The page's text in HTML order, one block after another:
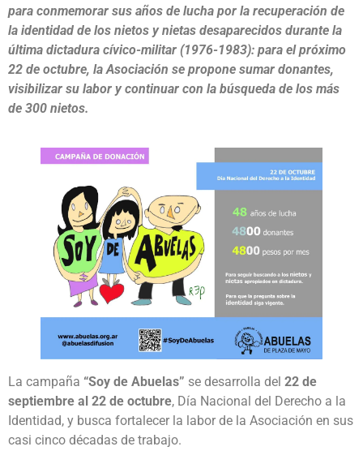
para conmemorar sus años de lucha por la recuperación de
la identidad de los nietos y nietas desaparecidos durante la
última dictadura cívico-militar (1976-1983): para el próximo
22 de octubre, la Asociación se propone sumar donantes,
visibilizar su labor y continuar con la búsqueda de los más
de 300 nietos.
La campaña “Soy de Abuelas” se desarrolla del 22 de
septiembre al 22 de octubre, Día Nacional del Derecho a la
Identidad, y busca fortalecer la labor de la Asociación en sus
casi cinco décadas de trabajo.